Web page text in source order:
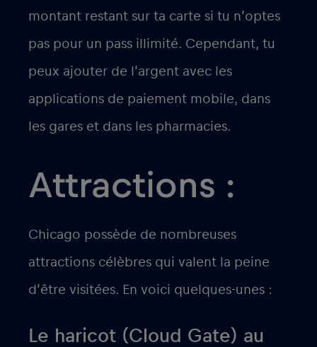
montant restant sur ta carte si tu n’optes
pas pour un pass illimité. Cependant, tu
peux ajouter de l’argent avec les
applications de paiement mobile, dans
les gares et dans les pharmacies.
Attractions :
Chicago possède de nombreuses
attractions célèbres qui valent la peine
d’être visitées. En voici quelques-unes :
Le haricot (Cloud Gate) au